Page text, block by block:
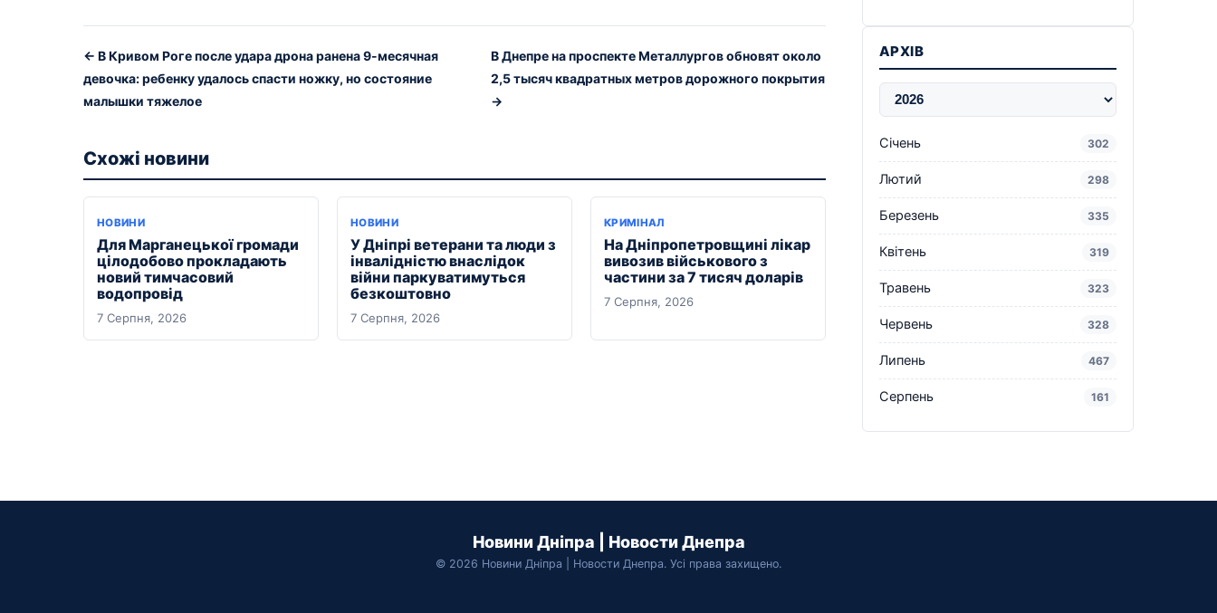
← В Кривом Роге после удара дрона ранена 9-месячная
девочка: ребенку удалось спасти ножку, но состояние
малышки тяжелое
В Днепре на проспекте Металлургов обновят около
2,5 тысяч квадратных метров дорожного покрытия
→
Схожі новини
НОВИНИ
Для Марганецької громади
цілодобово прокладають
новий тимчасовий
водопровід
7 Серпня, 2026
НОВИНИ
У Дніпрі ветерани та люди з
інвалідністю внаслідок
війни паркуватимуться
безкоштовно
7 Серпня, 2026
КРИМІНАЛ
На Дніпропетровщині лікар
вивозив військового з
частини за 7 тисяч доларів
7 Серпня, 2026
АРХІВ
Січень 302
Лютий 298
Березень 335
Квітень 319
Травень 323
Червень 328
Липень 467
Серпень 161
Новини Дніпра | Новости Днепра
© 2026 Новини Дніпра | Новости Днепра. Усі права захищено.